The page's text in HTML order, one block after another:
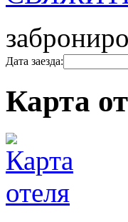
Дата заезда:
Карта